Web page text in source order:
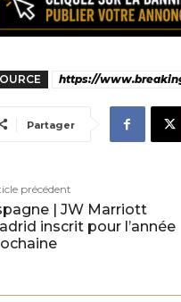
https://
Partager
précédent
| JW Marriott
inscrit pour l’année